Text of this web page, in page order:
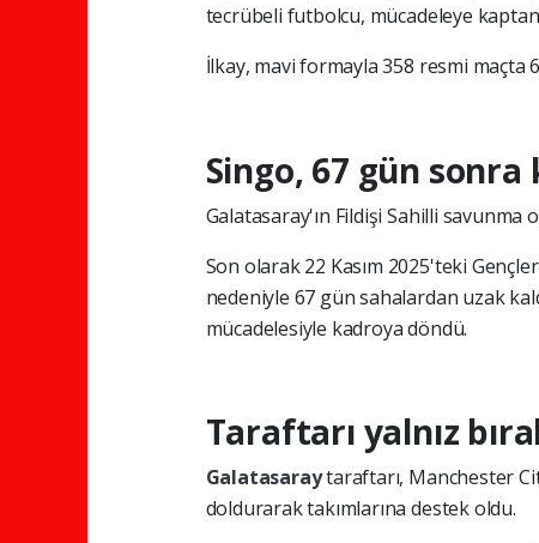
tecrübeli futbolcu, mücadeleye kaptan
İlkay, mavi formayla 358 resmi maçta
Singo, 67 gün sonra
Galatasaray'ın Fildişi Sahilli
Son olarak 22 Kasım 2025'teki
nedeniyle 67 gün sahalardan uzak
mücadelesiyle kadroya döndü.
Taraftarı yalnız
Galatasaraytaraftarı, Manchester
doldurarak takımlarına destek oldu.